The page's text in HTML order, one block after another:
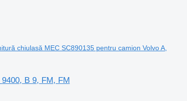
chiulasă MEC SC890135 pentru camion Volvo A,
B 9, FM, FM